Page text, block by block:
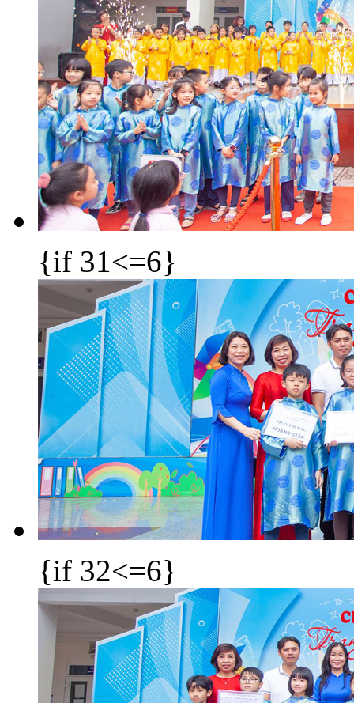
{if 31<=6}
{if 32<=6}